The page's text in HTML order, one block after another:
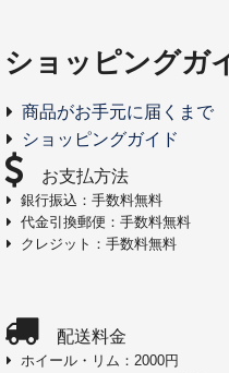
ショッピングガ
商品がお手元に届くまで
ショッピングガイド
お支払方法
銀行振込：手数料無料
代金引換郵便：手数料無料
クレジット：手数料無料
配送料金
ホイール・リム：2000円